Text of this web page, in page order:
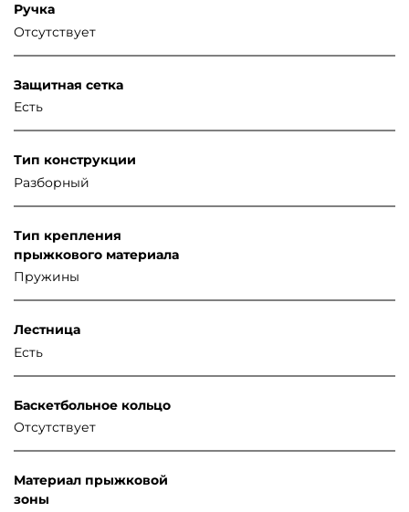
Ручка
Отсутствует
Защитная сетка
Есть
Тип конструкции
Разборный
Тип крепления
прыжкового материала
Пружины
Лестница
Есть
Баскетбольное кольцо
Отсутствует
Материал прыжковой
зоны